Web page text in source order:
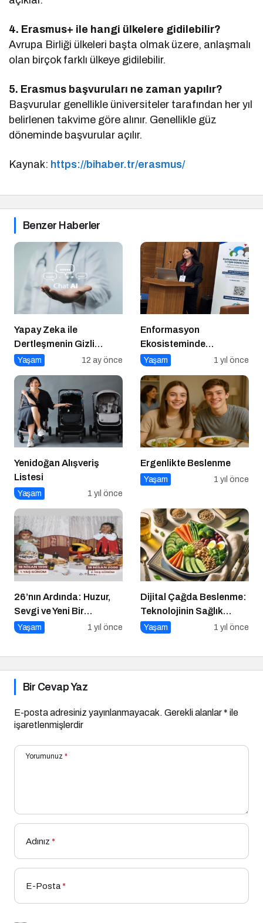
4. Erasmus+ ile hangi ülkelere gidilebilir?
Avrupa Birliği ülkeleri başta olmak üzere, anlaşmalı
olan birçok farklı ülkeye gidilebilir.
5. Erasmus başvuruları ne zaman yapılır?
Başvurular genellikle üniversiteler tarafından her yıl
belirlenen takvime göre alınır. Genellikle güz
döneminde başvurular açılır.
Kaynak: https://bihaber.tr/erasmus/
Benzer Haberler
Yapay Zeka ile
Dertleşmenin Gizli
Tehlikeleri
Yaşam 12 ay önce
Enformasyon
Ekosisteminde
Dezenformasyon ve
Yaşam 1 yıl önce
Yenidoğan Alışveriş
Listesi
Yaşam 1 yıl önce
Ergenlikte Beslenme
Yaşam 1 yıl önce
26’nın Ardında: Huzur,
Sevgi ve Yeni Bir
Başlangıç
Yaşam 1 yıl önce
Dijital Çağda Beslenme:
Teknolojinin Sağlık
Üzerindeki Etkileri ve
Yaşam 1 yıl önce
Bir Cevap Yaz
E-posta adresiniz yayınlanmayacak. Gerekli alanlar* ile
işaretlenmişlerdir
Yorumunuz *
Adınız *
E-Posta*